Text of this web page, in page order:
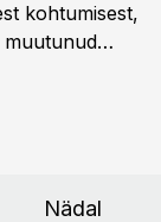
kohtumisest,
muutunud
Nädal